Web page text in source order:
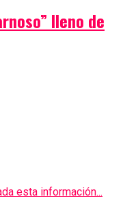
lleno de
esta información...